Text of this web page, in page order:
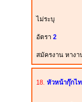
ไม่ระบุ
อัตรา 2
สมัครงาน หางา
18. หัวหน้ากุ๊กไ